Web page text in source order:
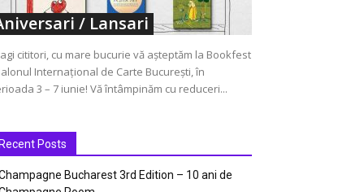
/ Lansari
cititori, cu mare bucurie vă așteptăm la Bookfest
Internațional de Carte București, în
3 – 7 iunie! Vă întâmpinăm cu reduceri...
Recent Posts
Bucharest 3rd Edition – 10 ani de